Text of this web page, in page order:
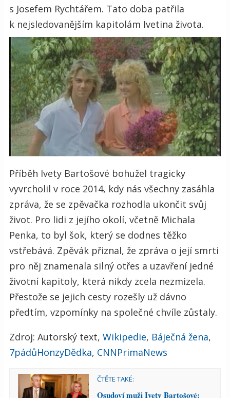
s Josefem Rychtářem. Tato doba patřila
k nejsledovanějším kapitolám Ivetina života.
Příběh Ivety Bartošové bohužel tragicky
vyvrcholil v roce 2014, kdy nás všechny zasáhla
zpráva, že se zpěvačka rozhodla ukončit svůj
život. Pro lidi z jejího okolí, včetně Michala
Penka, to byl šok, který se dodnes těžko
vstřebává. Zpěvák přiznal, že zpráva o její smrti
pro něj znamenala silný otřes a uzavření jedné
životní kapitoly, která nikdy zcela nezmizela.
Přestože se jejich cesty rozešly už dávno
předtím, vzpomínky na společné chvíle zůstaly.
Zdroj: Autorský text, Wikipedie, Báječná žena,
7pádůHonzyDědka, CNNPrimaNews
ČTĚTE TAKÉ:
Osudoví muži Ivety Bartošové: